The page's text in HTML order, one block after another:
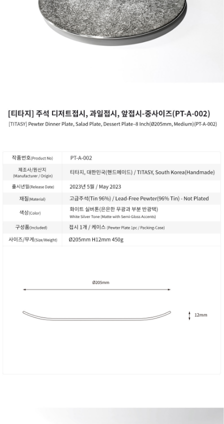
페이코 ID로
PAYCO 바로